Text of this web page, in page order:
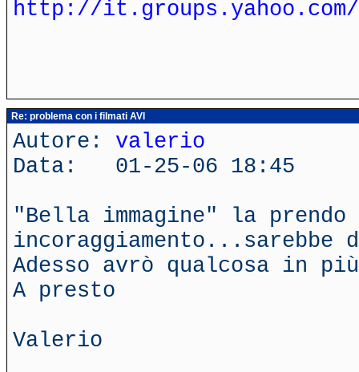
http://it.groups.yahoo.com/
Re: problema con i filmati AVI
Autore: valerio
Data: 01-25-06 18:45
"Bella immagine" la prendo
incoraggiamento...sarebbe
Adesso avrò qualcosa in
A presto
Valerio